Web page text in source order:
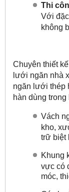
Thi
Với
không
Chuyên thiết
lưới ngăn nhà
ngăn lưới thép
hàn dùng trong
Vách
kho,
trữ biệt
Khung
vực có
móc,